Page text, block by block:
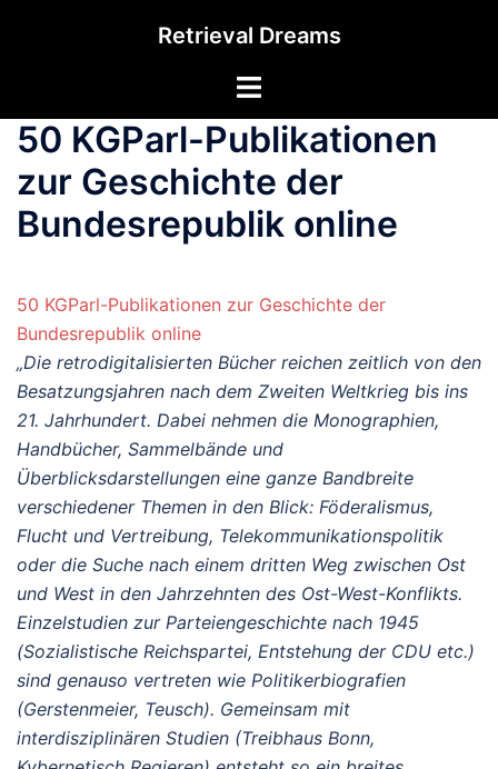
Retrieval Dreams
Menü
50 KGParl-Publikationen
zur Geschichte der
Bundesrepublik online
50 KGParl-Publikationen zur Geschichte der
Bundesrepublik online
„Die retrodigitalisierten Bücher reichen zeitlich von den
Besatzungsjahren nach dem Zweiten Weltkrieg bis ins
21. Jahrhundert. Dabei nehmen die Monographien,
Handbücher, Sammelbände und
Überblicksdarstellungen eine ganze Bandbreite
verschiedener Themen in den Blick: Föderalismus,
Flucht und Vertreibung, Telekommunikationspolitik
oder die Suche nach einem dritten Weg zwischen Ost
und West in den Jahrzehnten des Ost-West-Konflikts.
Einzelstudien zur Parteiengeschichte nach 1945
(Sozialistische Reichspartei, Entstehung der CDU etc.)
sind genauso vertreten wie Politikerbiografien
(Gerstenmeier, Teusch). Gemeinsam mit
interdisziplinären Studien (Treibhaus Bonn,